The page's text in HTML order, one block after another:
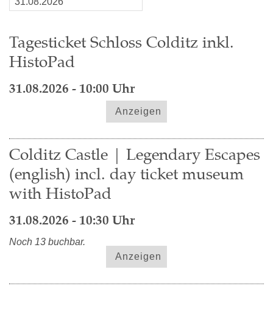
Tagesticket Schloss Colditz inkl.
HistoPad
31.08.2026 - 10:00 Uhr
Anzeigen
Colditz Castle | Legendary Escapes
(english) incl. day ticket museum
with HistoPad
31.08.2026 - 10:30 Uhr
Noch 13 buchbar.
Anzeigen